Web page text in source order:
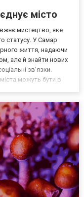
місто
мистецтво, яке
статусу. У Самар
життя, надаючи
але й знайти нових
зв'язки.
можуть бути в